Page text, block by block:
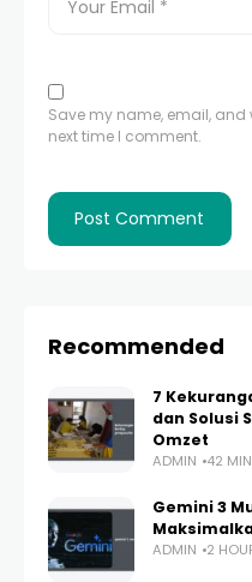
Save my name, email, and
next time I comment.
Recommended
7
dan Solusi
Omzet
ADMIN 42
Gemini 3
ADMIN 2